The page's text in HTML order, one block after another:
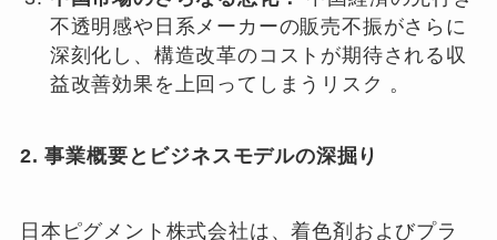
不透明感や日系メーカーの販売不振がさらに
深刻化し、構造改革のコストが期待される収
益改善効果を上回ってしまうリスク 。
2. 事業概要とビジネスモデルの深掘り
日本ピグメント株式会社は、着色剤およびプラ